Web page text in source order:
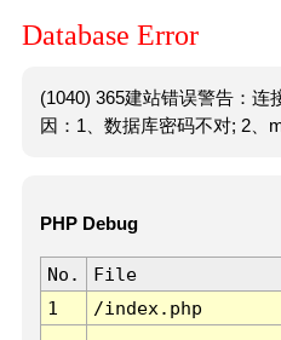
Database Error
(1040) 365建站错误警告：连
因：1、数据库密码不对; 2、
PHP Debug
No. File
1
/index.php